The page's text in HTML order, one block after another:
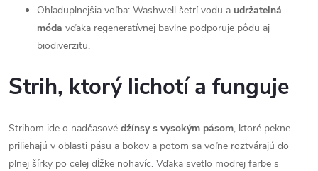
Ohľaduplnejšia voľba: Washwell šetrí vodu a udržateľná
móda vďaka regeneratívnej bavlne podporuje pôdu aj
biodiverzitu.
Strih, ktorý lichotí a funguje
Strihom ide o nadčasové džínsy s vysokým pásom, ktoré pekne
priliehajú v oblasti pásu a bokov a potom sa voľne roztvárajú do
plnej šírky po celej dĺžke nohavíc. Vďaka svetlo modrej farbe s